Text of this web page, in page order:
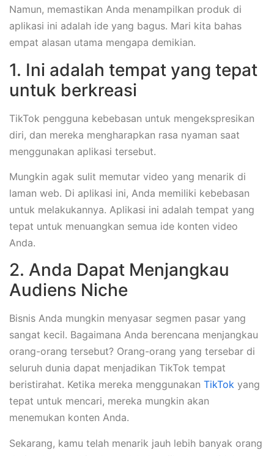
Namun, memastikan Anda menampilkan produk di
aplikasi ini adalah ide yang bagus. Mari kita bahas
empat alasan utama mengapa demikian.
1. Ini adalah tempat yang tepat
untuk berkreasi
TikTok pengguna kebebasan untuk mengekspresikan
diri, dan mereka mengharapkan rasa nyaman saat
menggunakan aplikasi tersebut.
Mungkin agak sulit memutar video yang menarik di
laman web. Di aplikasi ini, Anda memiliki kebebasan
untuk melakukannya. Aplikasi ini adalah tempat yang
tepat untuk menuangkan semua ide konten video
Anda.
2. Anda Dapat Menjangkau
Audiens Niche
Bisnis Anda mungkin menyasar segmen pasar yang
sangat kecil. Bagaimana Anda berencana menjangkau
orang-orang tersebut? Orang-orang yang tersebar di
seluruh dunia dapat menjadikan TikTok tempat
beristirahat. Ketika mereka menggunakan TikTok yang
tepat untuk mencari, mereka mungkin akan
menemukan konten Anda.
Sekarang, kamu telah menarik jauh lebih banyak orang